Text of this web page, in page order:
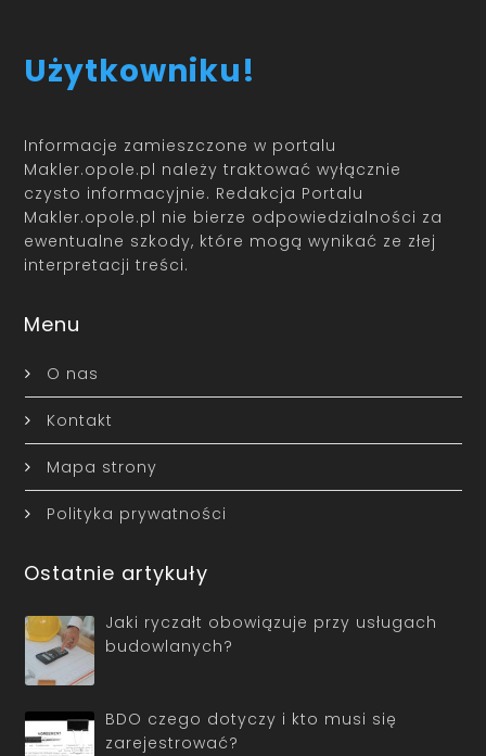
Użytkowniku!
Informacje zamieszczone w portalu
Makler.opole.pl należy traktować wyłącznie
czysto informacyjnie. Redakcja Portalu
Makler.opole.pl nie bierze odpowiedzialności za
ewentualne szkody, które mogą wynikać ze złej
interpretacji treści.
Menu
O nas
Kontakt
Mapa strony
Polityka prywatności
Ostatnie artykuły
Jaki ryczałt obowiązuje przy usługach
budowlanych?
BDO czego dotyczy i kto musi się
zarejestrować?